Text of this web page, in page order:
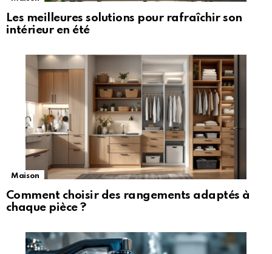
Les meilleures solutions pour rafraîchir son
intérieur en été
Maison
Comment choisir des rangements adaptés à
chaque pièce ?